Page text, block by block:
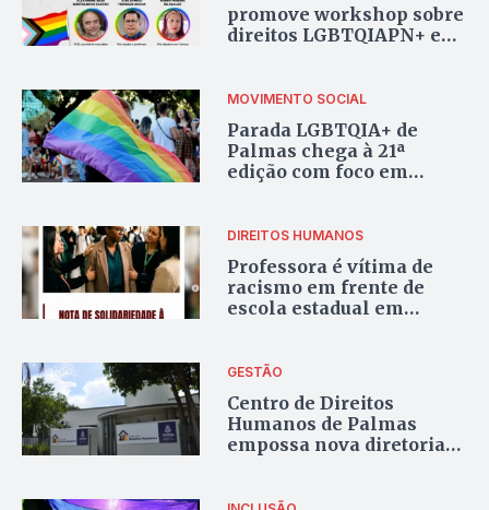
promove workshop sobre
direitos LGBTQIAPN+ em
MOVIMENTO SOCIAL
Parada LGBTQIA+ de
Palmas chega à 21ª
edição com foco em
DIREITOS HUMANOS
Professora é vítima de
racismo em frente de
escola estadual em
GESTÃO
Centro de Direitos
Humanos de Palmas
empossa nova diretoria